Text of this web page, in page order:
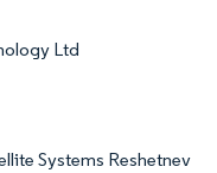
Ltd
Systems Reshetnev